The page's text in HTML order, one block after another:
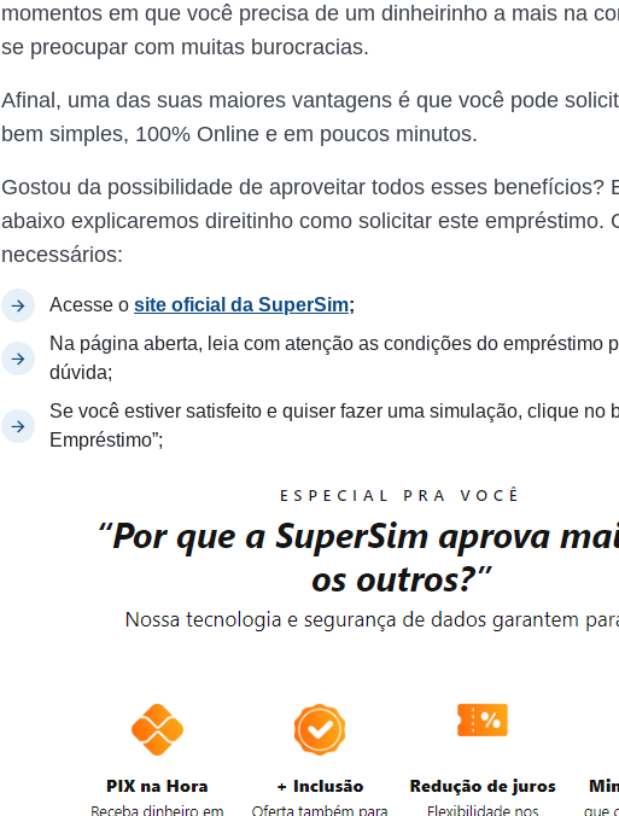
momentos em que você precisa de um dinheirinho a mais na
se preocupar com muitas burocracias.
Afinal, uma das suas maiores vantagens é que você pode
bem simples, 100% Online e em poucos minutos.
Gostou da possibilidade de aproveitar todos esses benefícios?
abaixo explicaremos direitinho como solicitar este empréstimo.
necessários:
Acesse o site oficial da SuperSim;
Na página aberta, leia com atenção as condições do empréstimo
dúvida;
Se você estiver satisfeito e quiser fazer uma simulação, clique no
Empréstimo”;